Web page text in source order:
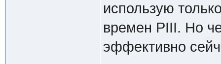
использую
времен PIII. Но
эффективно